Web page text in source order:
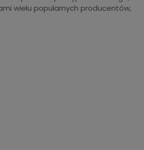
wielu popularnych producentów,